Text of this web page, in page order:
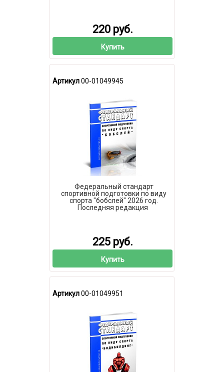
220 руб.
Купить
Артикул00-01049945
Федеральный стандарт
спортивной подготовки по виду
спорта "бобслей" 2026 год.
Последняя редакция
225 руб.
Купить
Артикул00-01049951